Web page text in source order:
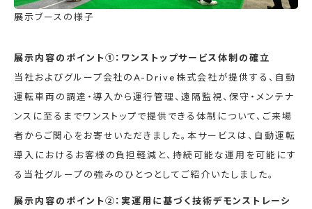
展示ブースの様子
展示内容のポイント①：ワンストップサービス体制の確立
当社およびグループ会社のA-Drive株式会社が提供する、自動
運転車両の調達・導入から運行管理、遠隔監視、保守・メンテナ
ンスに至るまでワンストップで提供できる体制について、ご来場
者からご関心をお寄せいただきました。本サービスは、自動運転
導入におけるお客様の負担軽減と、持続可能な運用を可能にす
る当社グループの強みのひとつとしてご紹介いたしました。
展示内容のポイント②：実運用に基づく技術デモンストレーシ